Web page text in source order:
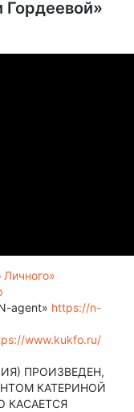
agent» https://n-
www.kukfo.ru/
ПРОИЗВЕДЕН,
КАТЕРИНОЙ
КАСАЕТСЯ